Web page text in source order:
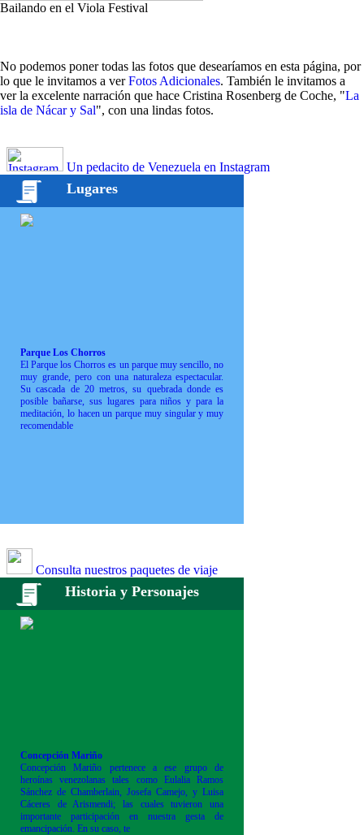
Bailando en el Viola Festival
No podemos poner todas las fotos que desearíamos en esta página, por
lo que le invitamos a verFotos Adicionales. También le invitamos a
ver la excelente narración que hace Cristina Rosenberg de Coche, "La
isla de Nácar y Sal", con una lindas fotos.
Un pedacito de Venezuela en Instagram
Lugares
Parque Los Chorros
El Parque los Chorros es un parque muy sencillo, no
muy grande, pero con una naturaleza espectacular.
Su cascada de 20 metros, su quebrada donde es
posible bañarse, sus lugares para niños y para la
meditación, lo hacen un parque muy singular y muy
recomendable
Consulta nuestros paquetes de viaje
Historia y Personajes
Concepción Mariño
Concepción Mariño pertenece a ese grupo de
heroínas venezolanas tales como Eulalia Ramos
Sánchez de Chamberlain, Josefa Camejo, y Luisa
Cáceres de Arismendi; las cuales tuvieron una
importante participación en nuestra gesta de
emancipación. En su caso, te